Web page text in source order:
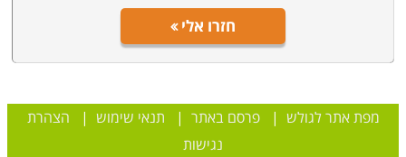
חזרו אלי
מפת אתר לגולש |פרסם באתר | תנאי שימוש | הצהרת
נגישות